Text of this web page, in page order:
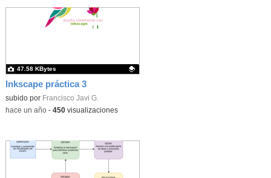
Inkscape práctica 3
Contenido educativo.
subido por Francisco Javi G.
47.58 KBytes
-hace un año- 450visualizaciones